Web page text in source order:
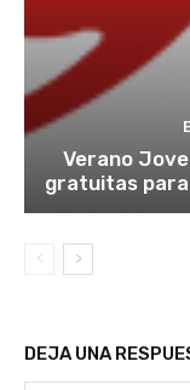
Verano
gratuitas
DEJA UNA